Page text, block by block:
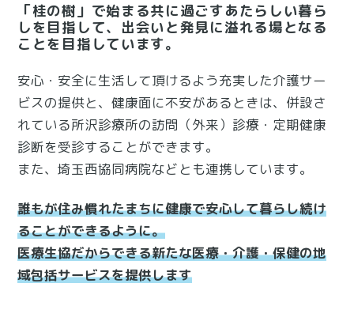
「桂の樹」で始まる共に過ごすあたらしい暮ら
しを目指して、出会いと発見に溢れる場となる
ことを目指しています。
安心・安全に生活して頂けるよう充実した介護サー
ビスの提供と、健康面に不安があるときは、併設さ
れている所沢診療所の訪問（外来）診療・定期健康
診断を受診することができます。
また、埼玉西協同病院などとも連携しています。
誰もが住み慣れたまちに健康で安心して暮らし続け
ることができるように。
医療生協だからできる新たな医療・介護・保健の地
域包括サービスを提供します